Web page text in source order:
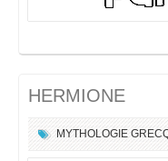
HERMIONE
MYTHOLOGIE